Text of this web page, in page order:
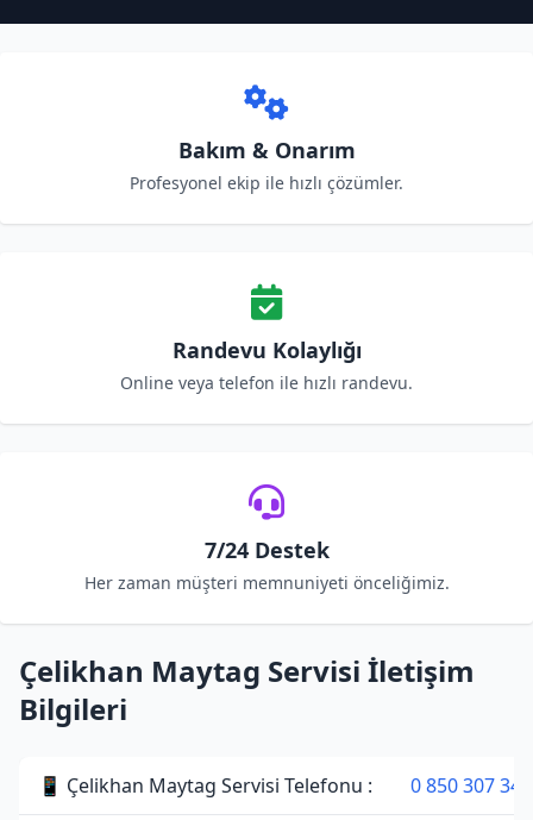
Bakım & Onarım
Profesyonel ekip ile hızlı çözümler.
Randevu Kolaylığı
Online veya telefon ile hızlı randevu.
7/24 Destek
Her zaman müşteri memnuniyeti önceliğimiz.
Çelikhan Maytag Servisi İletişim
Bilgileri
📱 Çelikhan Maytag Servisi Telefonu : 0 850 307 34